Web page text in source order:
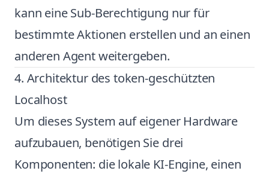
kann eine Sub-Berechtigung nur für
bestimmte Aktionen erstellen und an einen
anderen Agent weitergeben.
4. Architektur des token-geschützten
Localhost
Um dieses System auf eigener Hardware
aufzubauen, benötigen Sie drei
Komponenten: die lokale KI-Engine, einen